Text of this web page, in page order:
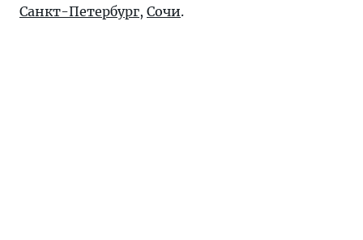
Санкт-Петербург, Сочи.